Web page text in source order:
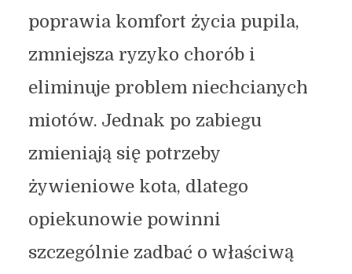
poprawia komfort życia pupila,
zmniejsza ryzyko chorób i
eliminuje problem niechcianych
miotów. Jednak po zabiegu
zmieniają się potrzeby
żywieniowe kota, dlatego
opiekunowie powinni
szczególnie zadbać o właściwą